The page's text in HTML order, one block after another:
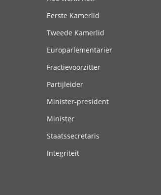
Eerste Kamerlid
Tweede Kamerlid
Europarlementariër
Fractievoorzitter
Partijleider
Minister-president
Minister
Staatssecretaris
Integriteit